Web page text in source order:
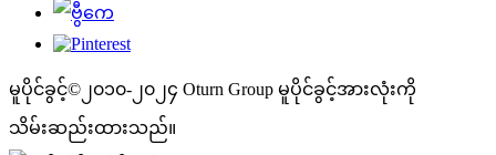
မူပိုင်ခွင့်©၂၀၁၀-၂၀၂၄ Oturn Group မူပိုင်ခွင့်အားလုံးကို
သိမ်းဆည်းထားသည်။